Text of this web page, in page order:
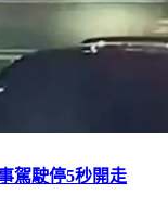
駕駛停5秒開走